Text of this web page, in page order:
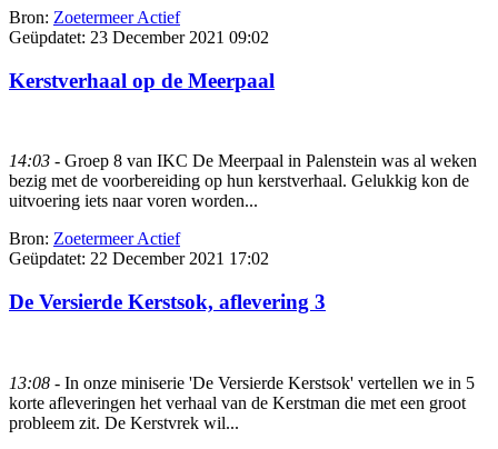
Bron: Zoetermeer Actief
Geüpdatet: 23 December 2021 09:02
Kerstverhaal op de Meerpaal
14:03 - Groep 8 van IKC De Meerpaal in Palenstein was al weken
bezig met de voorbereiding op hun kerstverhaal. Gelukkig kon de
uitvoering iets naar voren worden...
Bron: Zoetermeer Actief
Geüpdatet: 22 December 2021 17:02
De Versierde Kerstsok, aflevering 3
13:08 - In onze miniserie 'De Versierde Kerstsok' vertellen we in 5
korte afleveringen het verhaal van de Kerstman die met een groot
probleem zit. De Kerstvrek wil...